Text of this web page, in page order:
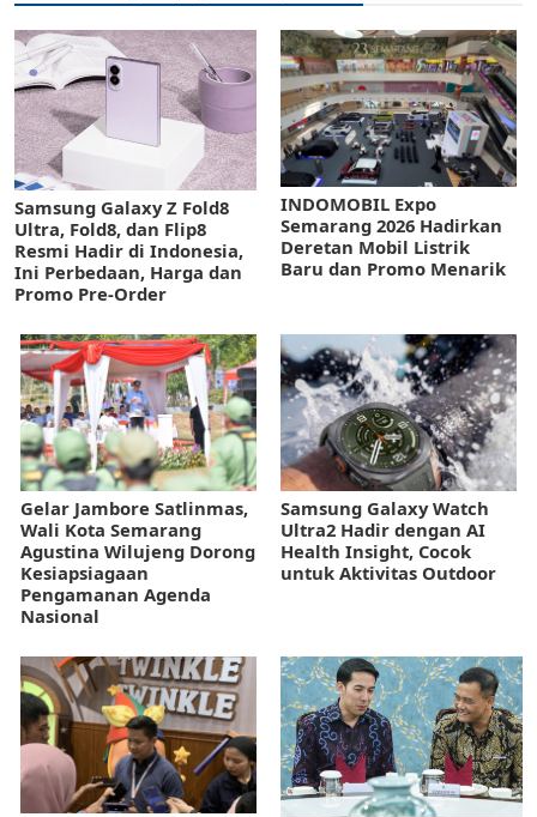
Samsung Galaxy Z Fold8
Ultra, Fold8, dan Flip8
Resmi Hadir di Indonesia,
Ini Perbedaan, Harga dan
Promo Pre-Order
INDOMOBIL Expo
Semarang 2026 Hadirkan
Deretan Mobil Listrik
Baru dan Promo Menarik
Gelar Jambore Satlinmas,
Wali Kota Semarang
Agustina Wilujeng Dorong
Kesiapsiagaan
Pengamanan Agenda
Nasional
Samsung Galaxy Watch
Ultra2 Hadir dengan AI
Health Insight, Cocok
untuk Aktivitas Outdoor